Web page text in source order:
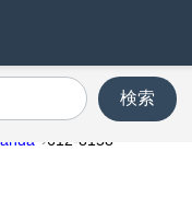
検索
612-8158